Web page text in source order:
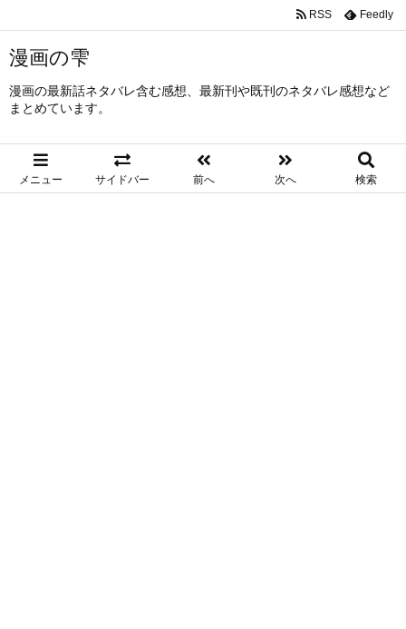
漫画の雫
漫画の最新話ネタバレ含む感想、最新刊や既刊のネタバレ感想など
まとめています。
メニュー サイドバー 前へ 次へ 検索
RSS Feedly